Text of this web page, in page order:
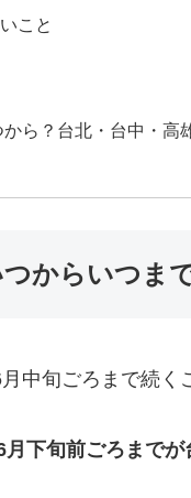
こと
ら？台北・台中・高
からいつま
中旬ごろまで続く
月下旬前ごろまで